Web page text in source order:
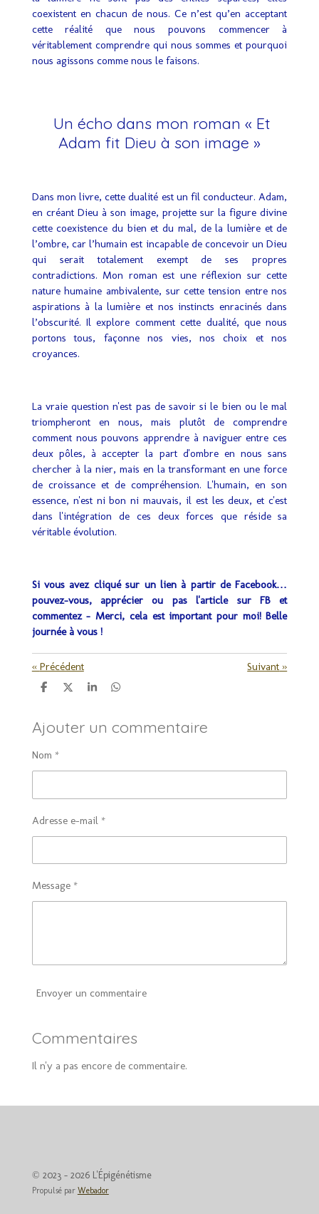
coexistent en chacun de nous. Ce n’est qu’en acceptant
cette réalité que nous pouvons commencer à
véritablement comprendre qui nous sommes et pourquoi
nous agissons comme nous le faisons.
Un écho dans mon roman « Et
Adam fit Dieu à son image »
Dans mon livre, cette dualité est un fil conducteur. Adam,
en créant Dieu à son image, projette sur la figure divine
cette coexistence du bien et du mal, de la lumière et de
l’ombre, car l’humain est incapable de concevoir un Dieu
qui serait totalement exempt de ses propres
contradictions. Mon roman est une réflexion sur cette
nature humaine ambivalente, sur cette tension entre nos
aspirations à la lumière et nos instincts enracinés dans
l’obscurité. Il explore comment cette dualité, que nous
portons tous, façonne nos vies, nos choix et nos
croyances.
La vraie question n'est pas de savoir si le bien ou le mal
triompheront en nous, mais plutôt de comprendre
comment nous pouvons apprendre à naviguer entre ces
deux pôles, à accepter la part d'ombre en nous sans
chercher à la nier, mais en la transformant en une force
de croissance et de compréhension. L'humain, en son
essence, n'est ni bon ni mauvais, il est les deux, et c'est
dans l'intégration de ces deux forces que réside sa
véritable évolution.
Si vous avez cliqué sur un lien à partir de Facebook…
pouvez-vous, apprécier ou pas l'article sur FB et
commentez - Merci, cela est important pour moi! Belle
journée à vous !
« Précédent Suivant »
P
t
a
e
P
t
a
P
t
a
P
t
a
Ajouter un commentaire
Nom *
Adresse e-mail *
Message *
Envoyer un commentaire
Commentaires
Il n'y a pas encore de commentaire.
© 2023 - 2026 L'Épigénétisme
Propulsé par Webador